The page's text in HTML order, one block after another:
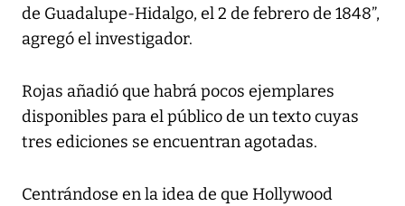
de Guadalupe-Hidalgo, el 2 de febrero de 1848”,
agregó el investigador.
Rojas añadió que habrá pocos ejemplares
disponibles para el público de un texto cuyas
tres ediciones se encuentran agotadas.
Centrándose en la idea de que Hollywood